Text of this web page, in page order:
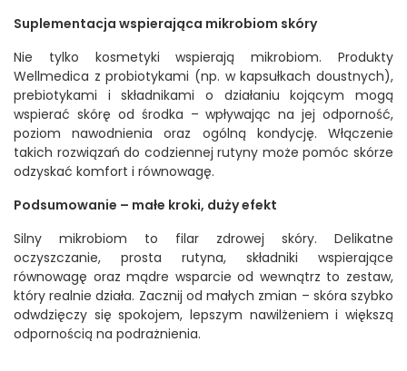
Suplementacja wspierająca mikrobiom skóry
Nie tylko kosmetyki wspierają mikrobiom. Produkty
Wellmedica z probiotykami (np. w kapsułkach doustnych),
prebiotykami i składnikami o działaniu kojącym mogą
wspierać skórę od środka – wpływając na jej odporność,
poziom nawodnienia oraz ogólną kondycję. Włączenie
takich rozwiązań do codziennej rutyny może pomóc skórze
odzyskać komfort i równowagę.
Podsumowanie – małe kroki, duży efekt
Silny mikrobiom to filar zdrowej skóry. Delikatne
oczyszczanie, prosta rutyna, składniki wspierające
równowagę oraz mądre wsparcie od wewnątrz to zestaw,
który realnie działa. Zacznij od małych zmian – skóra szybko
odwdzięczy się spokojem, lepszym nawilżeniem i większą
odpornością na podrażnienia.